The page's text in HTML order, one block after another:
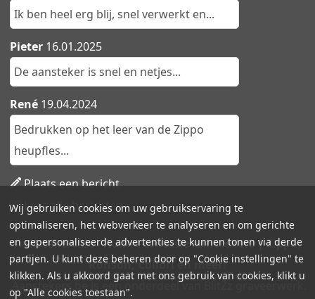
Ik ben heel erg blij, snel verwerkt en...
Pieter 16.01.2025
De aansteker is snel en netjes...
René 19.04.2024
Bedrukken op het leer van de Zippo
heupfles...
Plaats een bericht
Lees alle berichten
Aanstekers.be - Ruime collectie aanstekers | Zippo,
Ronson, Colibri en meer!
Aanstekers.be is een onderdeel van BlitZz graveerwerk.
Wij gebruiken cookies om uw gebruikservaring te
optimaliseren, het webverkeer te analyseren en om gerichte
en gepersonaliseerde advertenties te kunnen tonen via derde
partijen. U kunt deze beheren door op "Cookie instellingen" te
klikken. Als u akkoord gaat met ons gebruik van cookies, klikt u
op "Alle cookies toestaan".